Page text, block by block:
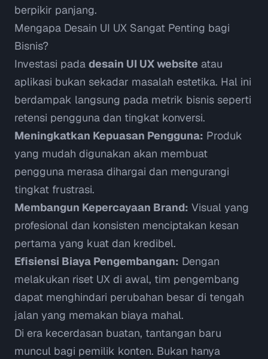
berpikir panjang.
Mengapa Desain UI UX Sangat Penting bagi
Bisnis?
Investasi pada desain UI UX website atau
aplikasi bukan sekadar masalah estetika. Hal ini
berdampak langsung pada metrik bisnis seperti
retensi pengguna dan tingkat konversi.
Meningkatkan Kepuasan Pengguna: Produk
yang mudah digunakan akan membuat
pengguna merasa dihargai dan mengurangi
tingkat frustrasi.
Membangun Kepercayaan Brand: Visual yang
profesional dan konsisten menciptakan kesan
pertama yang kuat dan kredibel.
Efisiensi Biaya Pengembangan: Dengan
melakukan riset UX di awal, tim pengembang
dapat menghindari perubahan besar di tengah
jalan yang memakan biaya mahal.
Di era kecerdasan buatan, tantangan baru
muncul bagi pemilik konten. Bukan hanya